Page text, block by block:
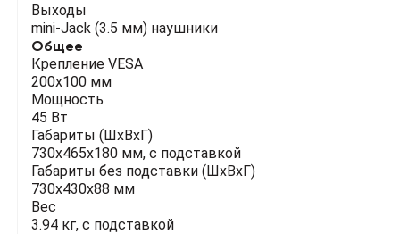
Выходы
mini-Jack (3.5 мм) наушники
Общее
Крепление VESA
200х100 мм
Мощность
45 Вт
Габариты (ШхВхГ)
730x465x180 мм, с подставкой
Габариты без подставки (ШхВхГ)
730x430x88 мм
Вес
3.94 кг, с подставкой